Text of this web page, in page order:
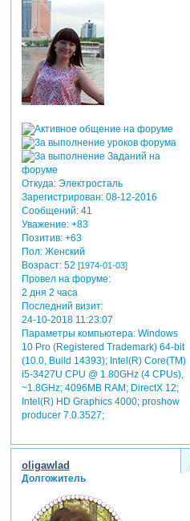
Откуда:Электросталь
Зарегистрирован: 08-12-2016
Сообщений:41
Уважение: +83
Позитив: +63
Пол:Женский
Возраст:52 [1974-01-03]
Провел на форуме:
2 дня 2 часа
Последний визит:
24-10-2018 11:23:07
Параметры компьютера:Windows
10 Pro (Registered Trademark) 64-bit
(10.0, Build 14393); Intel(R) Core(TM)
i5-3427U CPU @ 1.80GHz (4 CPUs),
~1.8GHz; 4096MB RAM; DirectX 12;
Intel(R) HD Graphics 4000; proshow
producer 7.0.3527;
oligawlad
Долгожитель